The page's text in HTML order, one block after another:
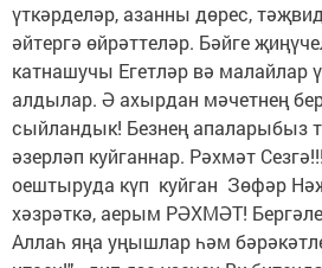
үткәрделәр, азанны дөрес,
әйтергә өйрәттеләр. Бәйге
катнашучы Егетләр вә малайлар
алдылар. Ә ахырдан мәчетнең
сыйландык! Безнең апаларыбыз
әзерләп куйганнар. Рәхмәт
оештыруда күп куйган Зөфәр
хәзрәткә, аерым РӘХМӘТ!
Аллаһ яңа уңышлар һәм